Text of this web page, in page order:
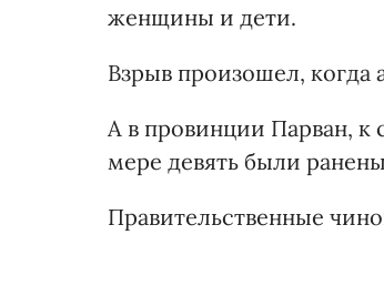
женщины и дети.
Взрыв произошел, когда
А в провинции Парван, к
мере девять были
Правительственные